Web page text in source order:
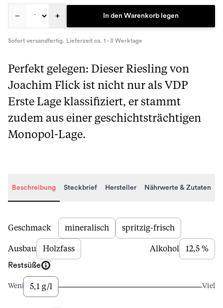
– + In den Warenkorb legen
Sofort versandfertig. Lieferzeit ca. 1 - 3 Werktage
Perfekt gelegen: Dieser Riesling von
Joachim Flick ist nicht nur als VDP
Erste Lage klassifiziert, er stammt
zudem aus einer geschichtsträchtigen
Monopol-Lage.
Beschreibung Steckbrief Hersteller Nährwerte & Zutaten
Beschreibung
Geschmack mineralisch spritzig-frisch
Ausbau Holzfass Alkohol 12,5 %
Restsüße
Wenig 5,1 g/l Viel